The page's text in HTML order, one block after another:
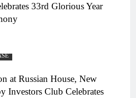
33rd Glorious Year
at Russian House, New
Investors Club Celebrates